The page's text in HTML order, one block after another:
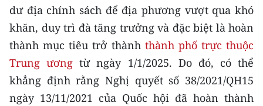
RADIO
MEDIA CENTER
E-Magazine
Video
dư địa chính sách để địa phương vượt qua khó
khăn, duy trì đà tăng trưởng và đặc biệt là hoàn
thành mục tiêu trở thành thành phố trực thuộc
Trung ương từ ngày 1/1/2025. Do đó, có thể
khẳng định rằng Nghị quyết số 38/2021/QH15
ngày 13/11/2021 của Quốc hội đã hoàn thành